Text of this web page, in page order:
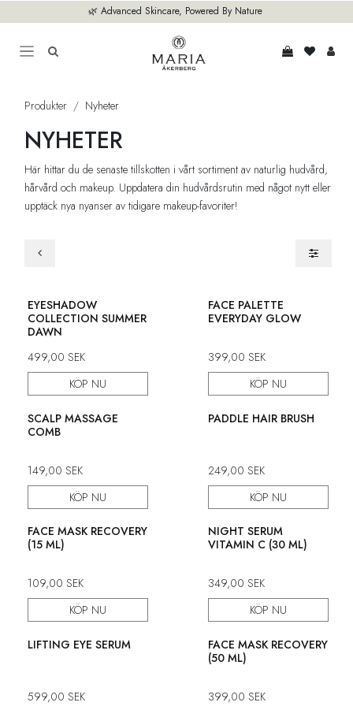
🌿 Advanced Skincare, Powered By Nature
Produkter Nyheter
NYHETER
Här hittar du de senaste tillskotten i vårt sortiment av naturlig hudvård,
hårvård och makeup. Uppdatera din hudvårdsrutin med något nytt eller
upptäck nya nyanser av tidigare makeup-favoriter!
Limited Edition
EYESHADOW
COLLECTION SUMMER
DAWN
499,00 SEK
KÖP NU
Nyhet!FACE PALETTE
EVERYDAY GLOW
399,00 SEK
KÖP NU
SCALP MASSAGE
COMB
149,00 SEK
KÖP NU
PADDLE HAIR BRUSH
249,00 SEK
KÖP NU
Nyhet!FACE MASK RECOVERY
(15 ML)
109,00 SEK
KÖP NU
NIGHT SERUM
VITAMIN C (30 ML)
349,00 SEK
KÖP NU
LIFTING EYE SERUM
599,00 SEK
Nyhet!FACE MASK RECOVERY
(50 ML)
399,00 SEK